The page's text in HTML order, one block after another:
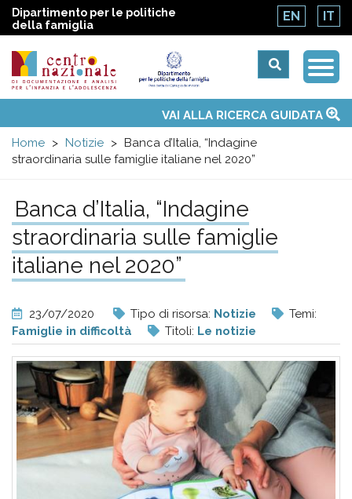
Dipartimento per le politiche
della famiglia
EN IT
Centro
nazionale
di
Documentazione
e
analisi
pr
l'infanzia
e
l'adolescenza
menu
Temi
Attività
Convenzione ONUVAI ALLA RICERCA GUIDATA
Home
Notizie
Banca d’Italia, “Indagine
straordinaria sulle famiglie italiane nel 2020”
Banca d’Italia, “Indagine
straordinaria sulle famiglie
italiane nel 2020”
23/07/2020 Tipo di risorsa: Notizie
Temi:
Famiglie in difficoltà
Titoli: Le notizie